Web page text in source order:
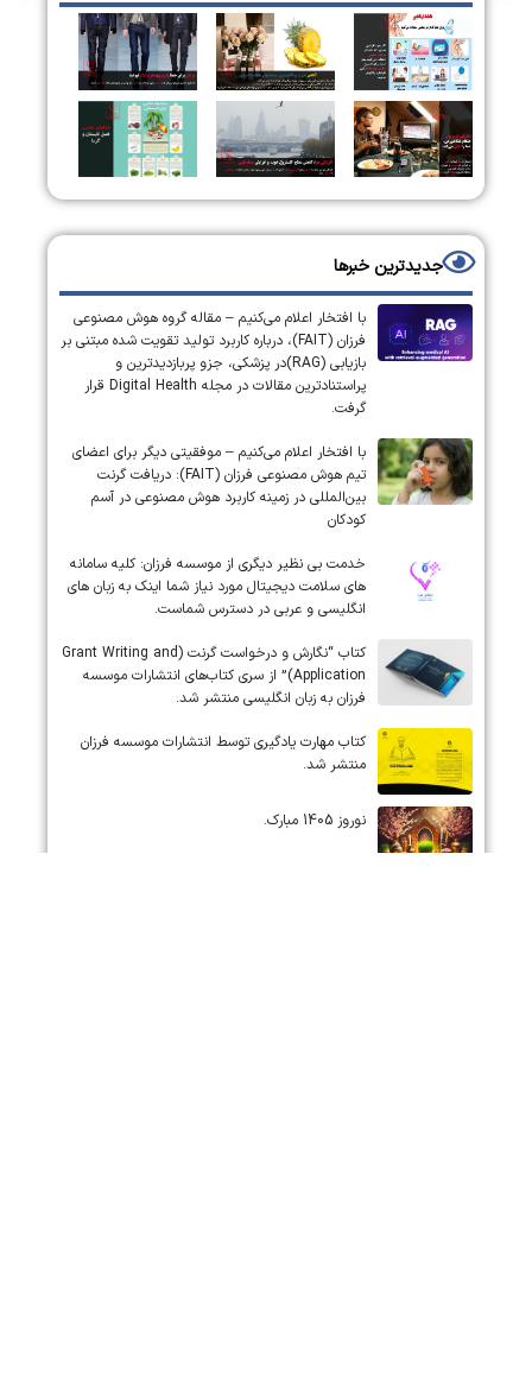
جدیدترین خبرها
با افتخار اعلام می‌کنیم – مقاله گروه هوش مصنوعی
فرزان (FAIT)، درباره کاربرد تولید تقویت شده مبتنی بر
بازیابی (RAG)در پزشکی، جزو پربازدیدترین و
پراستنادترین مقالات در مجله Digital Health قرار
گرفت.
با افتخار اعلام می‌کنیم – موفقیتی دیگر برای اعضای
تیم هوش مصنوعی فرزان (FAIT): دریافت گرنت
بین‌المللی در زمینه کاربرد هوش مصنوعی در آسم
کودکان
خدمت بی نظیر دیگری از موسسه فرزان: کلیه سامانه
های سلامت دیجیتال مورد نیاز شما اینک به زبان های
انگلیسی و عربی در دسترس شماست.
کتاب “نگارش و درخواست گرنت (Grant Writing and
Application)” از سری کتاب‌های انتشارات موسسه
فرزان به زبان انگلیسی منتشر شد.
کتاب مهارت یادگیری توسط انتشارات موسسه فرزان
منتشر شد.
نوروز 1405 مبارک.